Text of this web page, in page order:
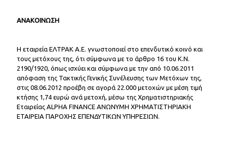
ΑΝΑΚΟΙΝΩΣΗ
Η εταιρεία ΕΛΤΡΑΚ Α.Ε. γνωστοποιεί στο επενδυτικό κοινό και
τους μετόχους της, ότι σύμφωνα με το άρθρο 16 του Κ.Ν.
2190/1920, όπως ισχύει και σύμφωνα με την από 10.06.2011
απόφαση της Τακτικής Γενικής Συνέλευσης των Μετόχων της,
στις 08.06.2012 προέβη σε αγορά 22.000 μετοχών με μέση τιμή
κτήσης 1,74 ευρώ ανά μετοχή, μέσω της Χρηματιστηριακής
Εταιρείας ALPHA FINANCE ΑΝΩΝΥΜΗ ΧΡΗΜΑΤΙΣΤΗΡΙΑΚΗ
ΕΤΑΙΡΕΙΑ ΠΑΡΟΧΗΣ ΕΠΕΝΔΥΤΙΚΩΝ ΥΠΗΡΕΣΙΩΝ.